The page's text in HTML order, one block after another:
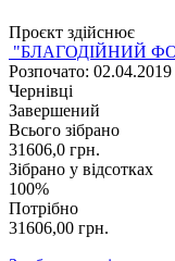
Проєкт здійснює
"БЛАГОДІЙНИЙ
Розпочато: 02.04.2019
Чернівці
Завершений
Всього зібрано
31606,0 грн.
Зібрано у відсотках
100%
Потрібно
31606,00 грн.